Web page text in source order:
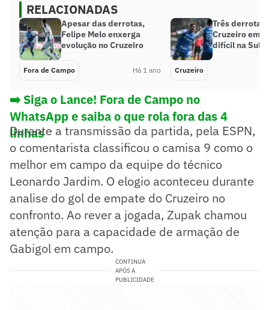
RELACIONADAS
Apesar das derrotas,
Felipe Melo enxerga
evolução no Cruzeiro
Fora de Campo Há 1 ano
Três derrotas
Cruzeiro em
difícil na Sul-
Cruzeiro
➡️ Siga o Lance! Fora de Campo no
WhatsApp e saiba o que rola fora das 4
linhas
Durante a transmissão da partida, pela ESPN,
o comentarista classificou o camisa 9 como o
melhor em campo da equipe do técnico
Leonardo Jardim. O elogio aconteceu durante
analise do gol de empate do Cruzeiro no
confronto. Ao rever a jogada, Zupak chamou
atenção para a capacidade de armação de
Gabigol em campo.
CONTINUA
APÓS A
PUBLICIDADE